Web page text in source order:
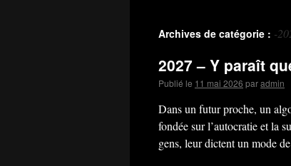
Archives de catégorie : -
2027 – Y paraît
Publié le 11 mai 2026 paradmin
Dans un futur proche, un
fondée sur l’autocratie et la
gens, leur dictent un mode